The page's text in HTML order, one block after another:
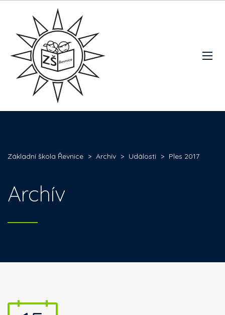
Základní škola Řevnice > Archív > Události > Ples 2017
Archív